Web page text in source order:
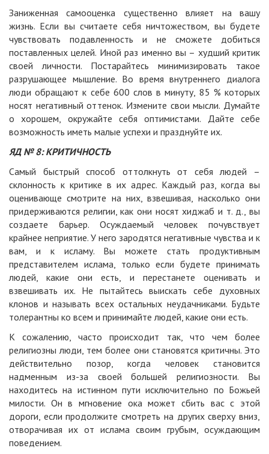
Заниженная самооценка существенно влияет на вашу
жизнь. Если вы считаете себя ничтожеством, вы будете
чувствовать подавленность и не сможете добиться
поставленных целей. Иной раз именно вы – худший критик
своей личности. Постарайтесь минимизировать такое
разрушающее мышление. Во время внутреннего диалога
люди обращают к себе 600 слов в минуту, 85 % которых
носят негативный оттенок. Измените свои мысли. Думайте
о хорошем, окружайте себя оптимистами. Дайте себе
возможность иметь малые успехи и празднуйте их.
ЯД № 8: КРИТИЧНОСТЬ
Самый быстрый способ оттолкнуть от себя людей –
склонность к критике в их адрес. Каждый раз, когда вы
оценивающе смотрите на них, взвешивая, насколько они
придерживаются религии, как они носят хиджаб и т. д., вы
создаете барьер. Осуждаемый человек почувствует
крайнее неприятие. У него зародятся негативные чувства и к
вам, и к исламу. Вы можете стать продуктивным
представителем ислама, только если будете принимать
людей, какие они есть, и перестанете оценивать и
взвешивать их. Не пытайтесь выискать себе духовных
клонов и называть всех остальных неудачниками. Будьте
толерантны ко всем и принимайте людей, какие они есть.
К сожалению, часто происходит так, что чем более
религиозны люди, тем более они становятся критичны. Это
действительно позор, когда человек становится
надменным из-за своей большей религиозности. Вы
находитесь на истинном пути исключительно по Божьей
милости. Он в мгновение ока может сбить вас с этой
дороги, если продолжите смотреть на других сверху вниз,
отворачивая их от ислама своим грубым, осуждающим
поведением.